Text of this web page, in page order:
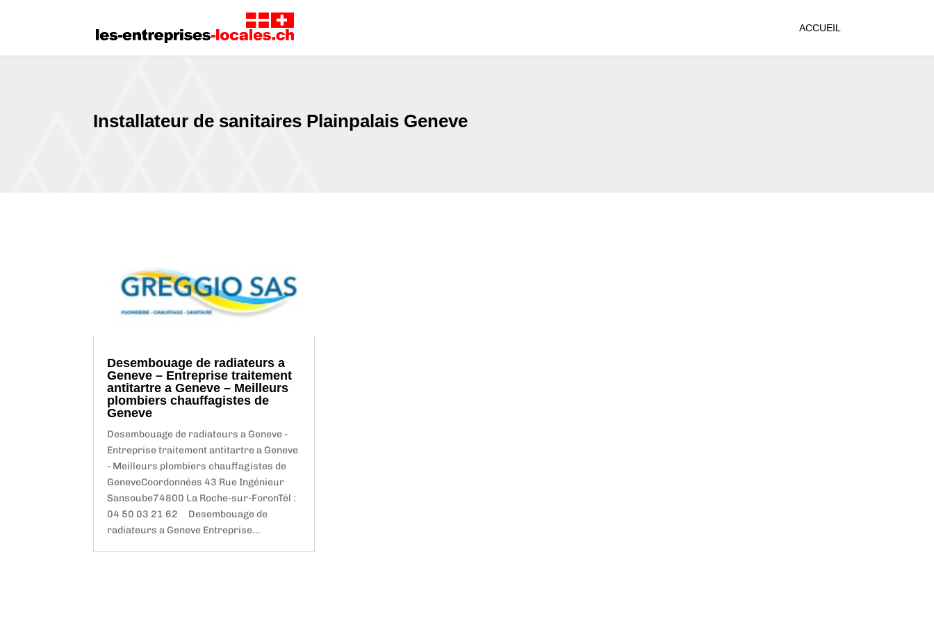
ACCUEIL
Installateur de sanitaires Plainpalais Geneve
Desembouage de radiateurs a
Geneve – Entreprise traitement
antitartre a Geneve – Meilleurs
plombiers chauffagistes de
Geneve
Desembouage de radiateurs a Geneve -
Entreprise traitement antitartre a Geneve
- Meilleurs plombiers chauffagistes de
GeneveCoordonnées 43 Rue Ingénieur
Sansoube74800 La Roche-sur-ForonTél :
04 50 03 21 62 Desembouage de
radiateurs a Geneve Entreprise...